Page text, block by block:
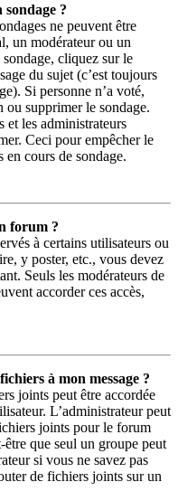
?
ne peuvent être
un modérateur ou un
cliquez sur le
du sujet (c’est toujours
Si personne n’a voté,
ou supprimer le sondage.
et les administrateurs
Ceci pour empêcher le
en cours de sondage.
forum ?
à certains utilisateurs ou
y poster, etc., vous devez
Seuls les modérateurs de
accorder ces accès,
à mon message ?
joints peut être accordée
L’administrateur peut
joints pour le forum
que seul un groupe peut
si vous ne savez pas
de fichiers joints sur un